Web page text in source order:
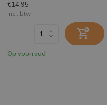
€14,95
Incl. btw
Op voorraad